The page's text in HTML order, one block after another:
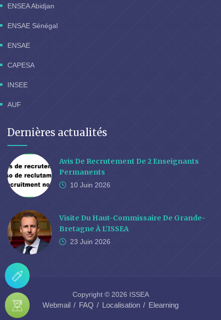
ENSEA Abidjan
ENSAE Sénégal
ENSAE
CAPESA
INSEE
AUF
Dernières actualités
Avis De Recrutement De 2 Enseignants
Permanents
10 Juin 2026
Visite Du Haut-Commissaire De Grande-
Bretagne À L'ISSEA
23 Juin 2026
Copyright © 2026 ISSEA
Webmail FAQ Localisation Elearning